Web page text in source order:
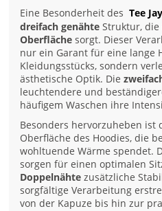
Eine Besonderheit des Tee
dreifach genähte Struktur,
Oberfläche sorgt. Dieser
nur ein Garant für eine lange
Kleidungsstücks, sondern
ästhetische Optik. Die
leuchtendere und
häufigem Waschen ihre
Besonders hervorzuheben ist
Oberfläche des Hoodies, die
wohltuende Wärme spendet.
sorgen für einen optimalen
Doppelnähte zusätzliche
sorgfältige Verarbeitung
von der Kapuze bis hin zur